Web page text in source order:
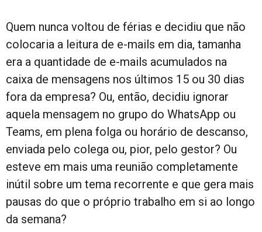
Quem nunca voltou de férias e decidiu que não
colocaria a leitura de e-mails em dia, tamanha
era a quantidade de e-mails acumulados na
caixa de mensagens nos últimos 15 ou 30 dias
fora da empresa? Ou, então, decidiu ignorar
aquela mensagem no grupo do WhatsApp ou
Teams, em plena folga ou horário de descanso,
enviada pelo colega ou, pior, pelo gestor? Ou
esteve em mais uma reunião completamente
inútil sobre um tema recorrente e que gera mais
pausas do que o próprio trabalho em si ao longo
da semana?